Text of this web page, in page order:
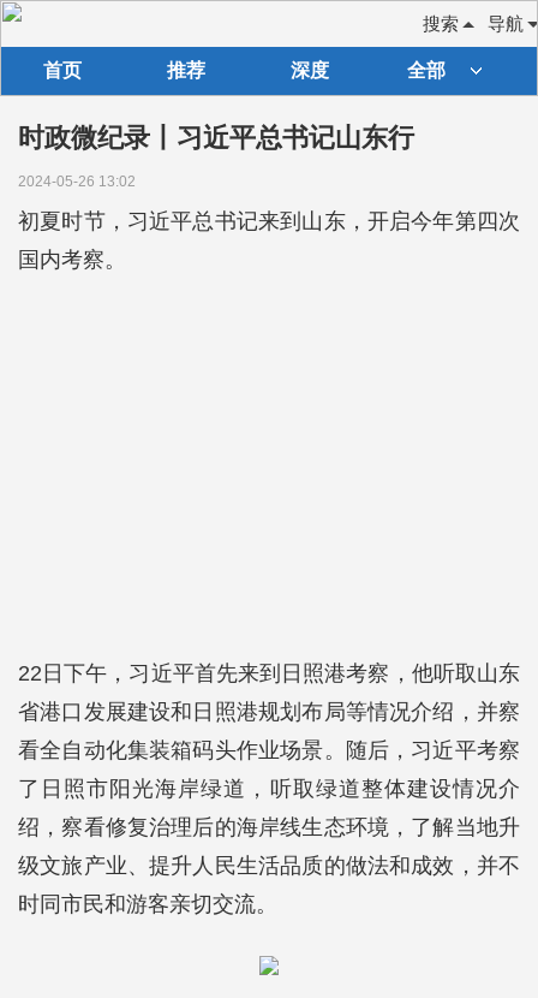
导航
搜索
首页 推荐 深度 全部
时政微纪录丨习近平总书记山东行
2024-05-26 13:02
初夏时节，习近平总书记来到山东，开启今年第四次
国内考察。
22日下午，习近平首先来到日照港考察，他听取山东
省港口发展建设和日照港规划布局等情况介绍，并察
看全自动化集装箱码头作业场景。随后，习近平考察
了日照市阳光海岸绿道，听取绿道整体建设情况介
绍，察看修复治理后的海岸线生态环境，了解当地升
级文旅产业、提升人民生活品质的做法和成效，并不
时同市民和游客亲切交流。